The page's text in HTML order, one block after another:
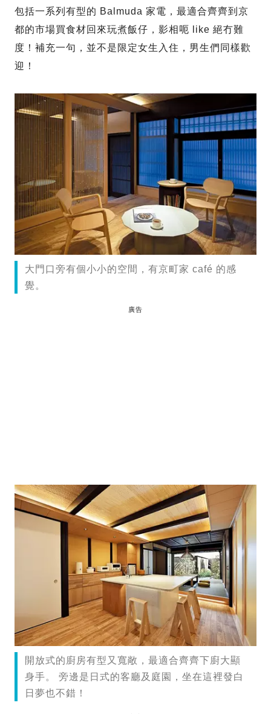
包括一系列有型的 Balmuda 家電，最適合齊齊到京
都的市場買食材回來玩煮飯仔，影相呃 like 絕冇難
度！補充一句，並不是限定女生入住，男生們同樣歡
迎！
大門口旁有個小小的空間，有京町家 café 的感
覺。
廣告
開放式的廚房有型又寬敞，最適合齊齊下廚大顯
身手。 旁邊是日式的客廳及庭園，坐在這裡發白
日夢也不錯！